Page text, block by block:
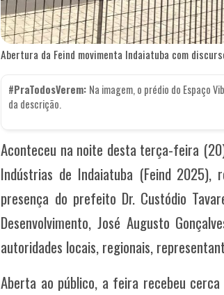
Abertura da Feind movimenta Indaiatuba com
#PraTodosVerem: Na imagem, o prédio do Espaço
da descrição.
Aconteceu na noite desta terça-feira
Indústrias de Indaiatuba (Feind 2025),
presença do prefeito Dr. Custódio
Desenvolvimento, José Augusto
autoridades locais, regionais,
Aberta ao público, a feira recebeu